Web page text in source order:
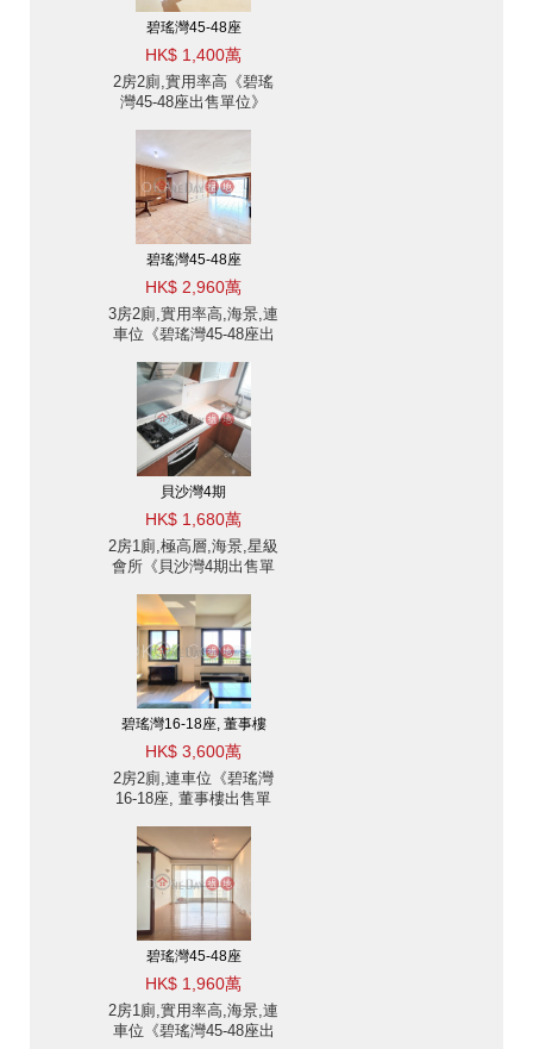
碧瑤灣45-48座
HK$ 1,400萬
2房2廁,實用率高《碧瑤
灣45-48座出售單位》
碧瑤灣45-48座
HK$ 2,960萬
3房2廁,實用率高,海景,連
車位《碧瑤灣45-48座出
貝沙灣4期
HK$ 1,680萬
2房1廁,極高層,海景,星級
會所《貝沙灣4期出售單
碧瑤灣16-18座, 董事樓
HK$ 3,600萬
2房2廁,連車位《碧瑤灣
16-18座, 董事樓出售單
碧瑤灣45-48座
HK$ 1,960萬
2房1廁,實用率高,海景,連
車位《碧瑤灣45-48座出